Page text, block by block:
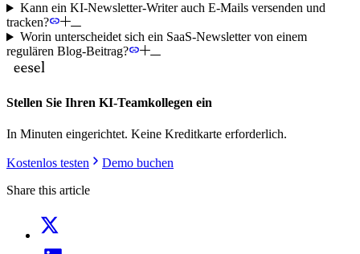
Kann ein KI-Newsletter-Writer auch E-Mails versenden und
tracken?
Worin unterscheidet sich ein SaaS-Newsletter von einem
regulären Blog-Beitrag?
Stellen Sie Ihren KI-Teamkollegen ein
In Minuten eingerichtet. Keine Kreditkarte erforderlich.
Kostenlos testen
Demo buchen
Share this article